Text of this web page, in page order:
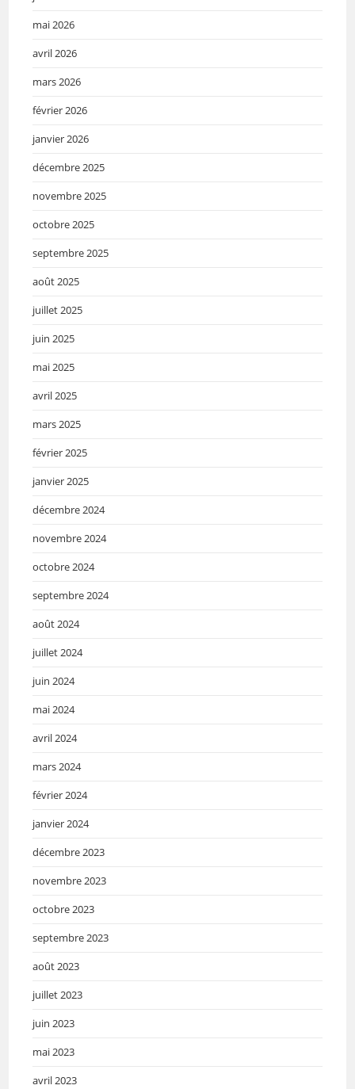
mai 2026
avril 2026
mars 2026
février 2026
janvier 2026
décembre 2025
novembre 2025
octobre 2025
septembre 2025
août 2025
juillet 2025
juin 2025
mai 2025
avril 2025
mars 2025
février 2025
janvier 2025
décembre 2024
novembre 2024
octobre 2024
septembre 2024
août 2024
juillet 2024
juin 2024
mai 2024
avril 2024
mars 2024
février 2024
janvier 2024
décembre 2023
novembre 2023
octobre 2023
septembre 2023
août 2023
juillet 2023
juin 2023
mai 2023
avril 2023